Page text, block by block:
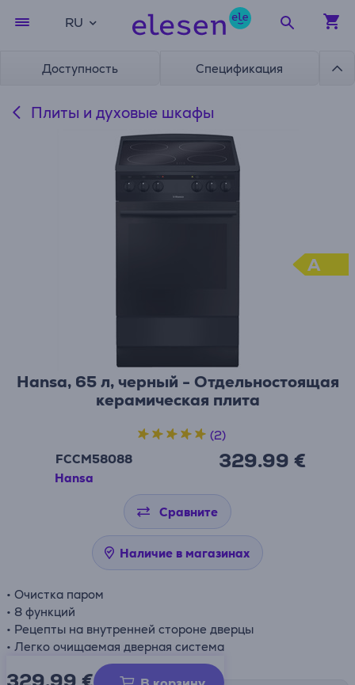
RU
Доступность Спецификация
Плиты и духовые шкафы
Hansa, 65 л, черный - Отдельностоящая
керамическая плита
FCCM58088
Hansa
329.99 €
(2)
Сравните
Наличие в магазинах
• Очистка паром
• 8 функций
• Рецепты на внутренней стороне дверцы
• Легко очищаемая дверная система
A